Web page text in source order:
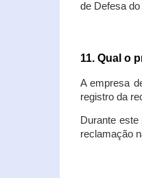
de Defesa
11. Qual o
A empresa
registro da
Durante
reclamação